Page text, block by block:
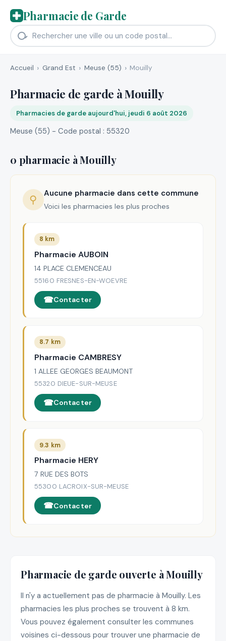
Pharmacie de Garde
Accueil Grand Est Meuse (55) Mouilly
Pharmacie de garde à Mouilly
Pharmacies de garde aujourd'hui, jeudi 6 août 2026
Meuse (55) - Code postal : 55320
0 pharmacie à Mouilly
⚲ Aucune pharmacie dans cette commune
Voici les pharmacies les plus proches
8 km
Pharmacie AUBOIN
14 PLACE CLEMENCEAU
55160 FRESNES-EN-WOEVRE
Contacter
8.7 km
Pharmacie CAMBRESY
1 ALLEE GEORGES BEAUMONT
55320 DIEUE-SUR-MEUSE
Contacter
9.3 km
Pharmacie HERY
7 RUE DES BOTS
55300 LACROIX-SUR-MEUSE
Contacter
Pharmacie de garde ouverte à Mouilly
Il n'y a actuellement pas de pharmacie à Mouilly. Les
pharmacies les plus proches se trouvent à 8 km.
Vous pouvez également consulter les communes
voisines ci-dessous pour trouver une pharmacie de